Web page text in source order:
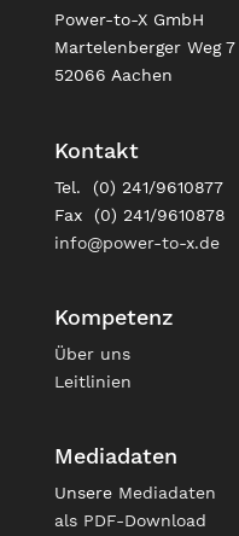
Power-to-X GmbH
Martelenberger Weg 7
52066 Aachen
Kontakt
Tel. (0) 241/9610877
Fax (0) 241/9610878
info@power-to-x.de
Kompetenz
Über uns
Leitlinien
Mediadaten
Unsere Mediadaten
als PDF-Download